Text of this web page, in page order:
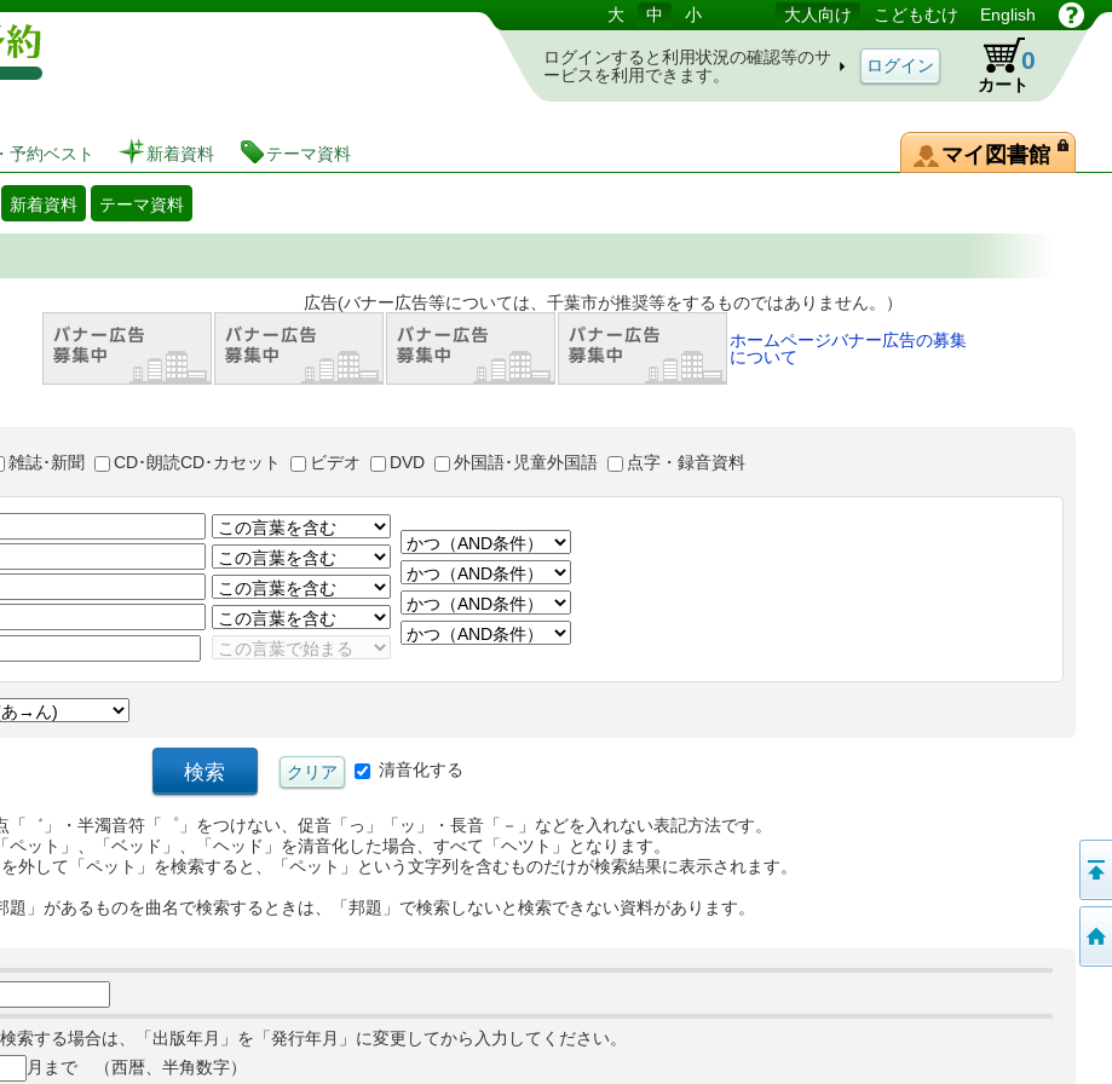
図書館 蔵書検索・予約システム 大 中 小 大人向け こどもむけ English
ログインすると利用状況の確認等のサ
ービスを利用できます。
カート
0
予約ベスト 新着資料 テーマ資料 マイ図書館
新着資料 テーマ資料
。 広告(バナー広告等については、千葉市が推奨等をするものではありません。）
ホームページバナー広告の募集
について
雑誌･新聞 CD･朗読CD･カセット ビデオ DVD 外国語･児童外国語 点字・録音資料
清音化する
「゛」・半濁音符「゜」をつけない、促音「っ」「ッ」・長音「－」などを入れない表記方法です。
ペット」、「ベッド」、「ヘッド」を清音化した場合、すべて「ヘツト」となります。
外して「ペット」を検索すると、「ペット」という文字列を含むものだけが検索結果に表示されます。
題」があるものを曲名で検索するときは、「邦題」で検索しないと検索できない資料があります。
索する場合は、「出版年月」を「発行年月」に変更してから入力してください。
月まで （西暦、半角数字）